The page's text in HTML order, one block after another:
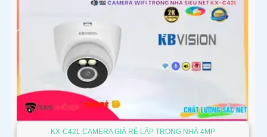
KX-C42L CAMERA GIÁ RẺ LẮP TRONG NHÀ 4MP